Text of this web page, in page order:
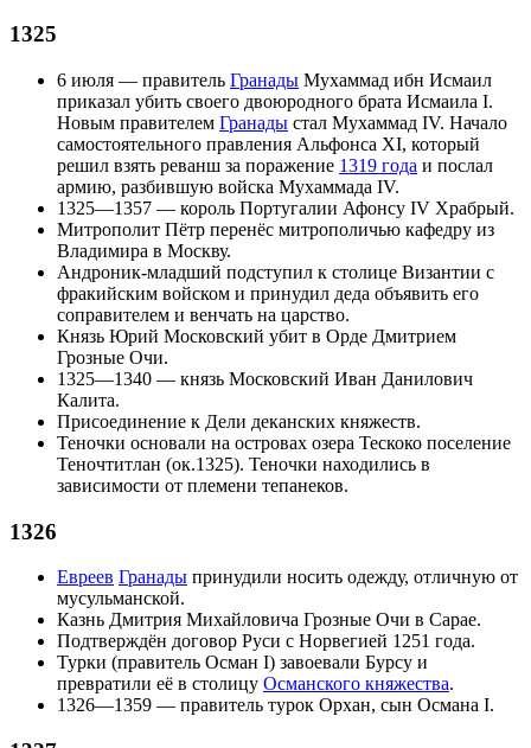
1325
6 июля — правитель Гранады Мухаммад ибн Исмаил
приказал убить своего двоюродного брата Исмаила I.
Новым правителем Гранады стал Мухаммад IV. Начало
самостоятельного правления Альфонса XI, который
решил взять реванш за поражение 1319 года и послал
армию, разбившую войска Мухаммада IV.
1325—1357 — король Португалии Афонсу IV Храбрый.
Митрополит Пётр перенёс митрополичью кафедру из
Владимира в Москву.
Андроник-младший подступил к столице Византии с
фракийским войском и принудил деда объявить его
соправителем и венчать на царство.
Князь Юрий Московский убит в Орде Дмитрием
Грозные Очи.
1325—1340 — князь Московский Иван Данилович
Калита.
Присоединение к Дели деканских княжеств.
Теночки основали на островах озера Тескоко поселение
Теночтитлан (ок.1325). Теночки находились в
зависимости от племени тепанеков.
1326
Евреев Гранады принудили носить одежду, отличную от
мусульманской.
Казнь Дмитрия Михайловича Грозные Очи в Сарае.
Подтверждён договор Руси с Норвегией 1251 года.
Турки (правитель Осман I) завоевали Бурсу и
превратили её в столицу Османского княжества.
1326—1359 — правитель турок Орхан, сын Османа I.